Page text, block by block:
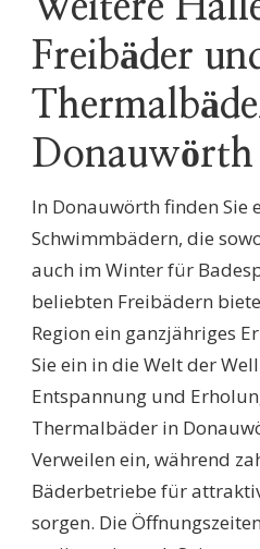
Freibäder
Donauwörth
In Donauwörth finden Sie
Schwimmbädern, die
auch im Winter für
beliebten Freibädern
Region ein ganzjähriges
Sie ein in die Welt der
Entspannung und
Thermalbäder in
Verweilen ein, während
Bäderbetriebe für
sorgen. Die